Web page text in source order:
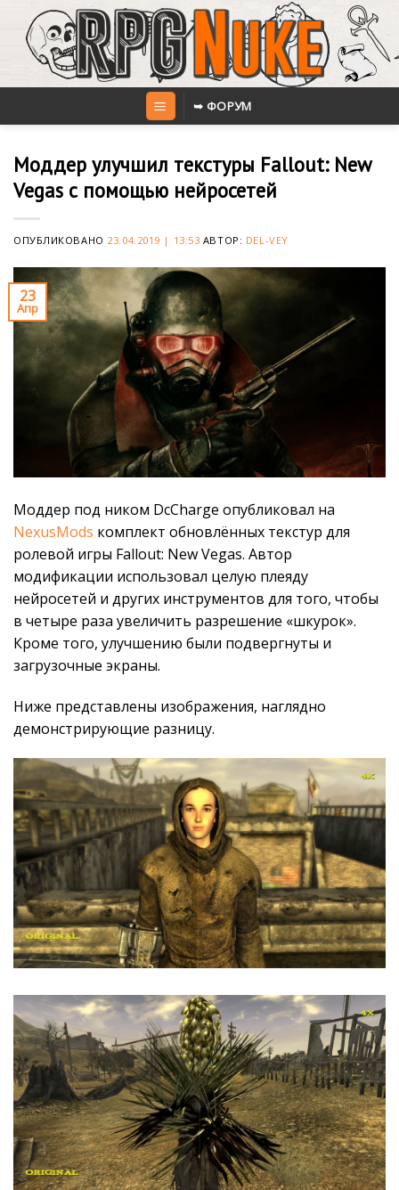
content
➥ ФОРУМ
Моддер улучшил текстуры Fallout: New
Vegas с помощью нейросетей
ОПУБЛИКОВАНО 23.04.2019 | 13:53 АВТОР: DEL-VEY
23
Апр
Моддер под ником DcCharge опубликовал на
NexusMods комплект обновлённых текстур для
ролевой игры Fallout: New Vegas. Автор
модификации использовал целую плеяду
нейросетей и других инструментов для того, чтобы
в четыре раза увеличить разрешение «шкурок».
Кроме того, улучшению были подвергнуты и
загрузочные экраны.
Ниже представлены изображения, наглядно
демонстрирующие разницу.